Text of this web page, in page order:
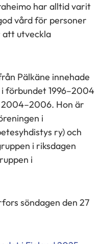
har alltid varit
vård för personer
att utveckla
Pälkäne innehade
1996–2004
2004–2006. Hon är
i
ry) och
i riksdagen
i
söndagen den 27